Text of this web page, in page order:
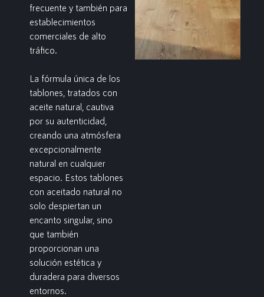
frecuente y también para
establecimientos
comerciales de alto
tráfico.
La fórmula única de los
tablones, tratados con
aceite natural, cautiva
por su autenticidad,
creando una atmósfera
excepcionalmente
natural en cualquier
espacio. Estos tablones
con aceitado natural no
solo despiertan un
encanto singular, sino
que también
proporcionan una
solución estética y
duradera para diversos
entornos.